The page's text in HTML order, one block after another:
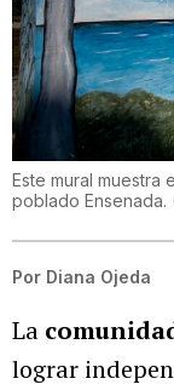
Este mural muestra
poblado Ensenada.
Por Diana Ojeda
La
lograr